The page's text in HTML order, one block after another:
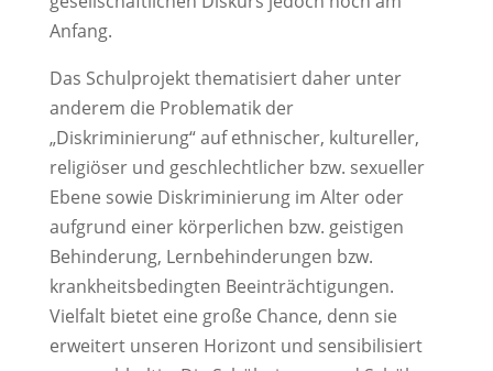
Anfang.
Das Schulprojekt thematisiert daher unter
anderem die Problematik der
„Diskriminierung“ auf ethnischer, kultureller,
religiöser und geschlechtlicher bzw. sexueller
Ebene sowie Diskriminierung im Alter oder
aufgrund einer körperlichen bzw. geistigen
Behinderung, Lernbehinderungen bzw.
krankheitsbedingten Beeinträchtigungen.
Vielfalt bietet eine große Chance, denn sie
erweitert unseren Horizont und sensibilisiert